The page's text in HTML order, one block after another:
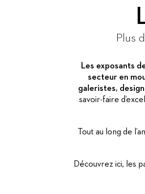
Plus
Les exposants
secteur en
galeristes,
savoir-faire
Tout au long de
Découvrez ici, les